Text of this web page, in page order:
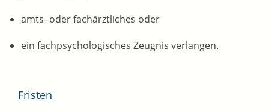
amts- oder fachärztliches oder
ein fachpsychologisches Zeugnis verlangen.
Fristen